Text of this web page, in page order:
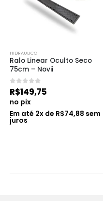
HIDRAULICO
Ralo Linear Oculto Seco
75cm – Novii
0de 5
R$149,75
no pix
Em até 2x de R$74,88 sem
juros